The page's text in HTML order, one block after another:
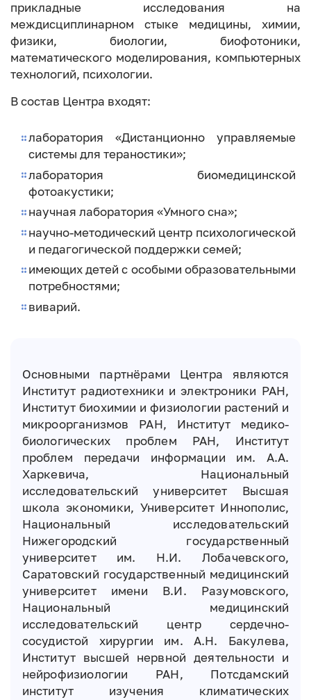
прикладные исследования на
междисциплинарном стыке медицины, химии,
физики, биологии, биофотоники,
математического моделирования, компьютерных
технологий, психологии.
В состав Центра входят:
лаборатория «Дистанционно управляемые
системы для тераностики»;
лаборатория биомедицинской
фотоакустики;
научная лаборатория «Умного сна»;
научно-методический центр психологической
и педагогической поддержки семей;
имеющих детей с особыми образовательными
потребностями;
виварий.
Основными партнёрами Центра являются
Институт радиотехники и электроники РАН,
Институт биохимии и физиологии растений и
микроорганизмов РАН, Институт медико-
биологических проблем РАН, Институт
проблем передачи информации им. А.А.
Харкевича, Национальный
исследовательский университет Высшая
школа экономики, Университет Иннополис,
Национальный исследовательский
Нижегородский государственный
университет им. Н.И. Лобачевского,
Саратовский государственный медицинский
университет имени В.И. Разумовского,
Национальный медицинский
исследовательский центр сердечно-
сосудистой хирургии им. А.Н. Бакулева,
Институт высшей нервной деятельности и
нейрофизиологии РАН, Потсдамский
институт изучения климатических